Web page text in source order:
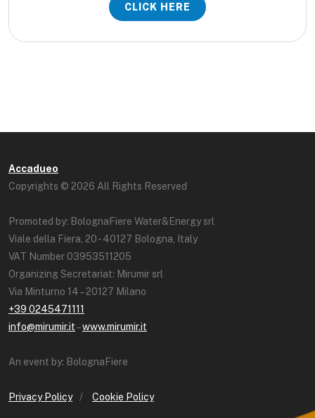
CLICK HERE
Accadueo
Copyrights © 2026 All Rights Reserved
Promoted by: BolognaFiere Water&Energy srl
Viale della Fiera, 20 - 40127 Bologna, Italy
VAT Number 03953511205
Organizing Secretariat: Mirumir srl
Via Minturno 14 – 20127 Milano
+39 0245471111
info@mirumir.it–www.mirumir.it
An event by: BolognaFiere
Privacy Policy / Cookie Policy